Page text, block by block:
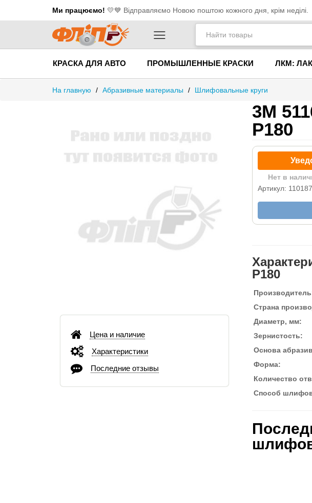
Ми працюємо! 💛​💙 Відправляємо Новою поштою кожного дня, крім неділі.
КРАСКА ДЛЯ АВТО ПРОМЫШЛЕННЫЕ КРАСКИ ЛКМ:
На главную / Абразивные материалы / Шлифовальные круги
Цена и наличие
Характеристики
Последние отзывы
3M
P180
Нет в
Артикул:
P180
Страна
Диаметр, мм:
Зернистость:
Основа
Форма:
Количество
Способ